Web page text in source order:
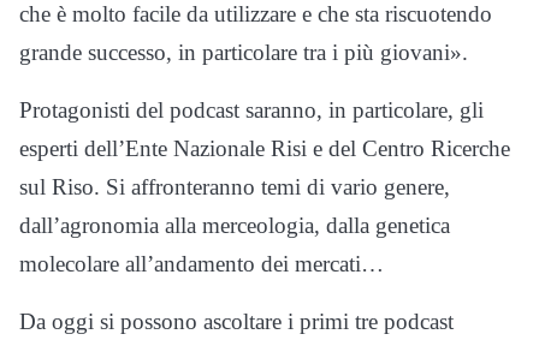
che è molto facile da utilizzare e che sta riscuotendo
grande successo, in particolare tra i più giovani».
Protagonisti del podcast saranno, in particolare, gli
esperti dell’Ente Nazionale Risi e del Centro Ricerche
sul Riso. Si affronteranno temi di vario genere,
dall’agronomia alla merceologia, dalla genetica
molecolare all’andamento dei mercati…
Da oggi si possono ascoltare i primi tre podcast